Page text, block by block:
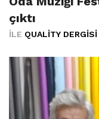
çıktı
İLE QUALITY DERGISI